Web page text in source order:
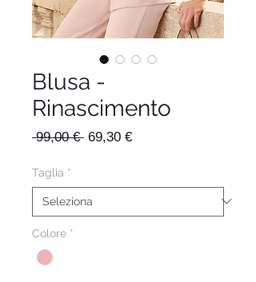
Blusa -
Rinascimento
99,00 € Prezzo
69,30 €Prezzo
Taglia *
Colore *